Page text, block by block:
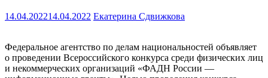
14.04.202214.04.2022 Екатерина Сдвижкова
Федеральное агентство по делам национальностей объявляет
о проведении Всероссийского конкурса среди физических лиц
и некоммерческих организаций «ФАДН России —